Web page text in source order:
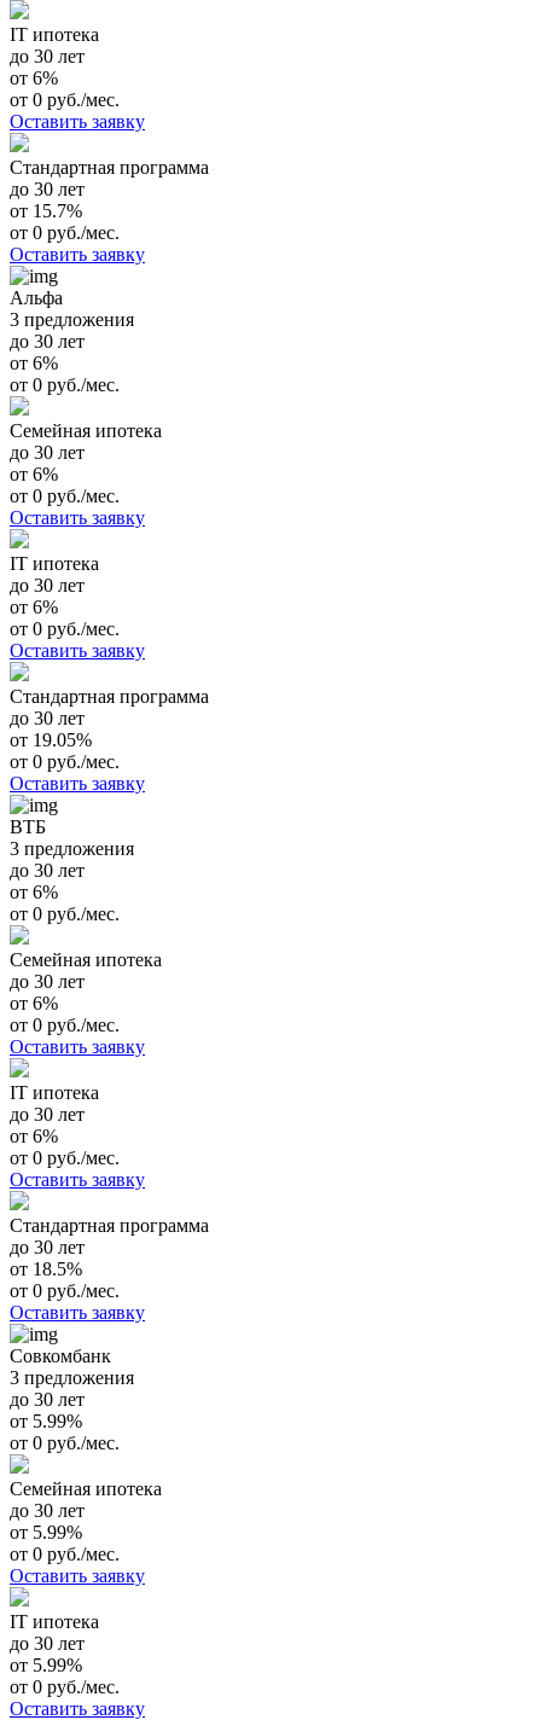
IT ипотека
до 30 лет
от 6%
от 0 руб./мес.
Оставить заявку
Стандартная программа
до 30 лет
от 15.7%
от 0 руб./мес.
Оставить заявку
Альфа
3 предложения
до 30 лет
от 6%
от 0 руб./мес.
Семейная ипотека
до 30 лет
от 6%
от 0 руб./мес.
Оставить заявку
IT ипотека
до 30 лет
от 6%
от 0 руб./мес.
Оставить заявку
Стандартная программа
до 30 лет
от 19.05%
от 0 руб./мес.
Оставить заявку
ВТБ
3 предложения
до 30 лет
от 6%
от 0 руб./мес.
Семейная ипотека
до 30 лет
от 6%
от 0 руб./мес.
Оставить заявку
IT ипотека
до 30 лет
от 6%
от 0 руб./мес.
Оставить заявку
Стандартная программа
до 30 лет
от 18.5%
от 0 руб./мес.
Оставить заявку
Совкомбанк
3 предложения
до 30 лет
от 5.99%
от 0 руб./мес.
Семейная ипотека
до 30 лет
от 5.99%
от 0 руб./мес.
Оставить заявку
IT ипотека
до 30 лет
от 5.99%
от 0 руб./мес.
Оставить заявку